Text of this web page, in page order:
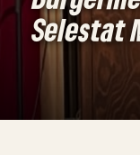
Selestat